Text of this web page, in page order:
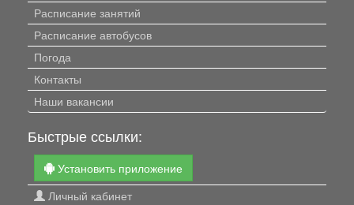
Расписание занятий
Расписание автобусов
Погода
Контакты
Наши вакансии
Быстрые ссылки:
Установить приложение
Личный кабинет